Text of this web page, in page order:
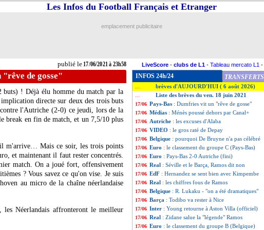
publié le17/06/2021 à 23h58
Les Infos du Football Français et Etranger
emplacement publicitaire
LiveScore - clubs de L1 - Tableau mercato L1 -
de gosse"
buts) ! Déjà élu homme du match par la
directe sur deux des trois buts
l'Autriche (2-0) ce jeudi, lors de la
break en fin de match, et un 7,5/10 plus
m'arrive… Mais ce soir, les trois points
et maintenant il faut rester concentrés.
match. On a joué fort, offensivement
? Vous savez ce qu'on vise. Je suis
au micro de la chaîne néerlandaise
Néerlandais affronteront le meilleur
INFOS 24h/24 TRANSFERTS
brèves d'AUJOURD'HUI ( 6 août 2026)
Liste des brèves du ven. 18 juin 2021
17/06 Pays-Bas : Dumfries vit un "rêve de gosse"
17/06 Médias : Ménès poussé dehors par Canal+
17/06 Autriche : les excuses d'Alaba
17/06 VIDEO : le gros raté de Depay
17/06 Belgique : pourquoi De Bruyne n'a pas célébré
17/06 Euro : le classement du groupe C (Pays-Bas)
17/06 Euro : Pays-Bas 2-0 Autriche (fini)
17/06 Real : Séville et le Barça, Ramos dit non
17/06 EdF : Hernandez se sent bien avec Kimpembe
17/06 Real : les chiffres fous de Ramos
17/06 Belgique : R. Lukaku - "on a été dramatiques"
17/06 Barça : Todibo va rester à Nice
17/06 Inter : Young retourne à Aston Villa (officiel)
17/06 Real : Zidane salue la "légende" Ramos
17/06 Euro : le classement du groupe B (Belgique)